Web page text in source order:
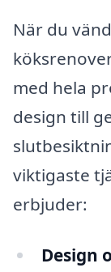
När du
med hela
design till
viktigaste
erbjuder:
Design